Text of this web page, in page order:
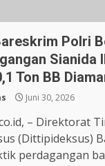
Polri
Sianida
Ton BB
Juni 30, 2026
– Direktorat
(Dittipideksus)
perdagangan